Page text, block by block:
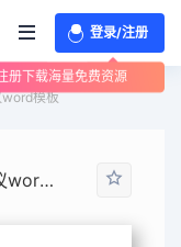
登录/注册
册下载海量免费资源
word模板
艺人签约合同范本(1)合同协议word模板